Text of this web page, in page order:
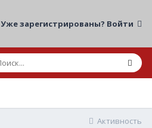
Уже зарегистрированы? Войти
Активность